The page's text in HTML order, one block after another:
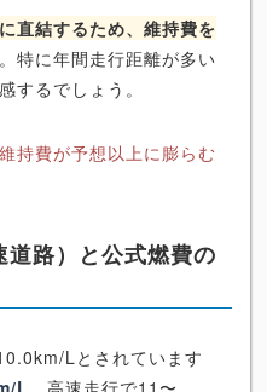
直結するため、維持費を
特に年間走行距離が多い
するでしょう。
持費が予想以上に膨らむ
路）と公式燃費の
Lとされています
L 、高速走行で11〜